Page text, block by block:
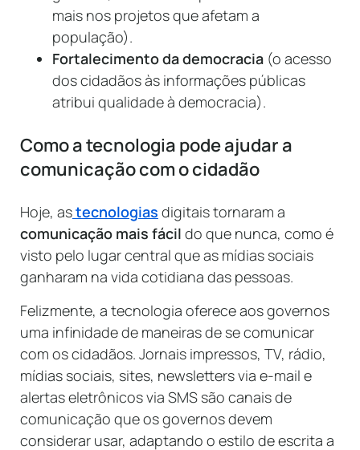
mais nos projetos que afetam a
população).
Fortalecimento da democracia (o acesso
dos cidadãos às informações públicas
atribui qualidade à democracia).
Como a tecnologia pode ajudar a
comunicação com o cidadão
Hoje, astecnologias digitais tornaram a
comunicação mais fácil do que nunca, como é
visto pelo lugar central que as mídias sociais
ganharam na vida cotidiana das pessoas.
Felizmente, a tecnologia oferece aos governos
uma infinidade de maneiras de se comunicar
com os cidadãos. Jornais impressos, TV, rádio,
mídias sociais, sites, newsletters via e-mail e
alertas eletrônicos via SMS são canais de
comunicação que os governos devem
considerar usar, adaptando o estilo de escrita a